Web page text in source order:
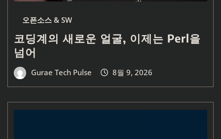
오픈소스 & SW
코딩계의 새로운 얼굴, 이제는 Perl을
넘어
Gurae Tech Pulse 8월 9, 2026